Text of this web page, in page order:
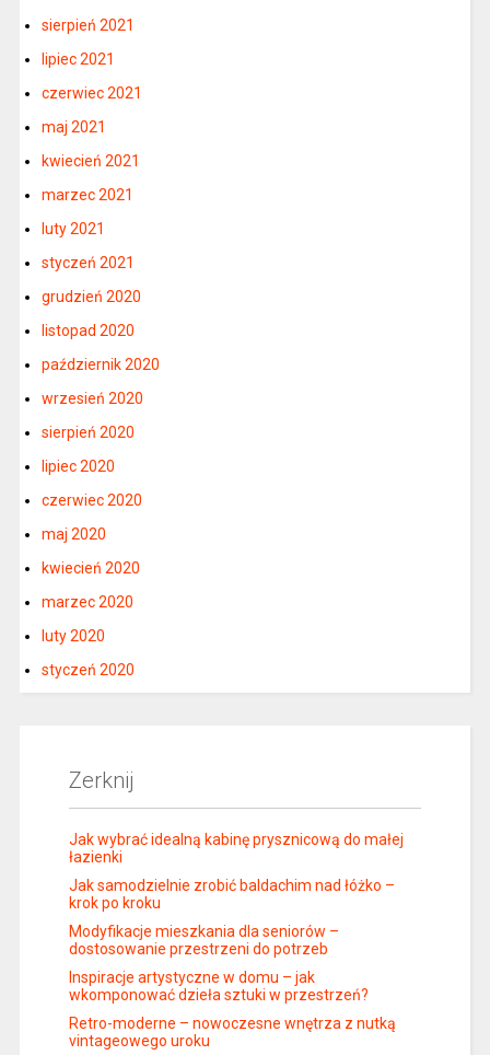
sierpień 2021
lipiec 2021
czerwiec 2021
maj 2021
kwiecień 2021
marzec 2021
luty 2021
styczeń 2021
grudzień 2020
listopad 2020
październik 2020
wrzesień 2020
sierpień 2020
lipiec 2020
czerwiec 2020
maj 2020
kwiecień 2020
marzec 2020
luty 2020
styczeń 2020
Zerknij
Jak wybrać idealną kabinę prysznicową do małej
łazienki
Jak samodzielnie zrobić baldachim nad łóżko –
krok po kroku
Modyfikacje mieszkania dla seniorów –
dostosowanie przestrzeni do potrzeb
Inspiracje artystyczne w domu – jak
wkomponować dzieła sztuki w przestrzeń?
Retro-moderne – nowoczesne wnętrza z nutką
vintageowego uroku